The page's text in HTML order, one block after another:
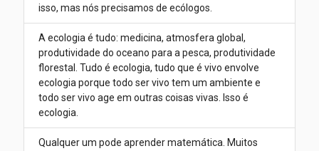
isso, mas nós precisamos de ecólogos.
A ecologia é tudo: medicina, atmosfera global,
produtividade do oceano para a pesca, produtividade
florestal. Tudo é ecologia, tudo que é vivo envolve
ecologia porque todo ser vivo tem um ambiente e
todo ser vivo age em outras coisas vivas. Isso é
ecologia.
Qualquer um pode aprender matemática. Muitos